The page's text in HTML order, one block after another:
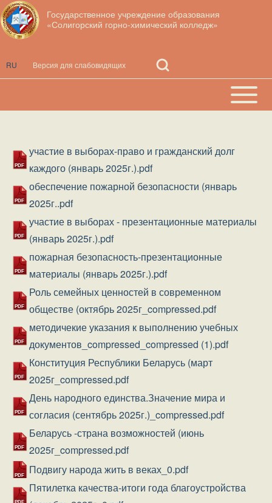
Перейти к основному содержанию
Поиск
Open
Search
Block
RU
Государственное учреждение образования
«Солигорский горно-химический колледж»
Open or
Close
Main
Документ
участие в выборах-право и гражданский долг
каждого (январь 2025г.).pdf
Документ
обеспечение пожарной безопасности (январь
2025г..pdf
Документ
участие в выборах - презентационные материалы
(январь 2025г.).pdf
Документ
пожарная безопасность-презентационные
материалы (январь 2025г.).pdf
Документ
Роль семейных ценностей в современном
обществе (октябрь 2025г_compressed.pdf
Документ
методичекие указания к выполнению учебных
документов_compressed_compressed (1).pdf
Документ
Конституция Республики Беларусь (март
2025г_compressed.pdf
Документ
День народного единства.Значение мира и
согласия (сентябрь 2025г.)_compressed.pdf
Документ
Беларусь -страна возможностей (июнь
2025г_compressed.pdf
Документ
Подвигу народа жить в веках_0.pdf
Документ
Пятилетка качества-итоги года благоустройства